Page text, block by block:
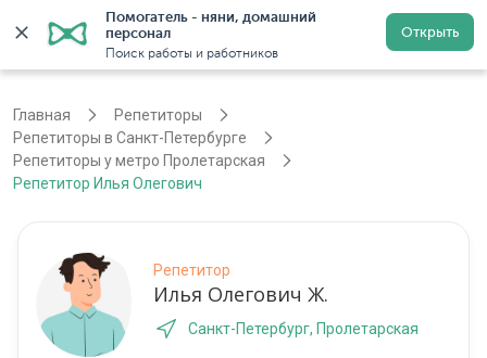
Помогатель - няни, домашний
персонал
Поиск работы и работников
Открыть
Санкт-Петербург Регистрация
Главная
Репетиторы
Репетиторы в Санкт-Петербурге
Репетиторы у метро Пролетарская
Репетитор Илья Олегович
Репетитор
Илья Олегович Ж.
Санкт-Петербург, Пролетарская